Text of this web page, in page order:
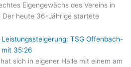
Eigengewächs des Vereins in
Der heute 36-Jährige startete
TSG Offenbach-
mit 35:26
sich in eigener Halle mit einem am